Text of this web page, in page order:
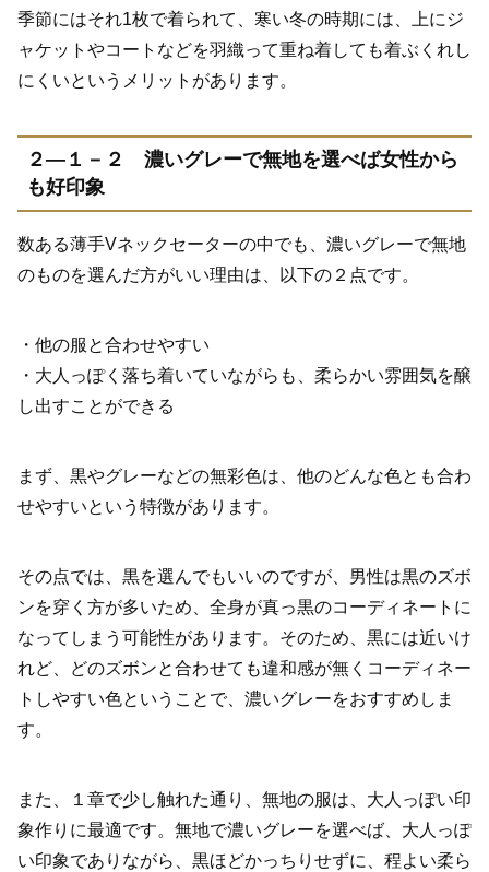
季節にはそれ1枚で着られて、寒い冬の時期には、上にジ
ャケットやコートなどを羽織って重ね着しても着ぶくれし
にくいというメリットがあります。
２―１－２ 濃いグレーで無地を選べば女性から
も好印象
数ある薄手Vネックセーターの中でも、濃いグレーで無地
のものを選んだ方がいい理由は、以下の２点です。
・他の服と合わせやすい
・大人っぽく落ち着いていながらも、柔らかい雰囲気を醸
し出すことができる
まず、黒やグレーなどの無彩色は、他のどんな色とも合わ
せやすいという特徴があります。
その点では、黒を選んでもいいのですが、男性は黒のズボ
ンを穿く方が多いため、全身が真っ黒のコーディネートに
なってしまう可能性があります。そのため、黒には近いけ
れど、どのズボンと合わせても違和感が無くコーディネー
トしやすい色ということで、濃いグレーをおすすめしま
す。
また、１章で少し触れた通り、無地の服は、大人っぽい印
象作りに最適です。無地で濃いグレーを選べば、大人っぽ
い印象でありながら、黒ほどかっちりせずに、程よい柔ら